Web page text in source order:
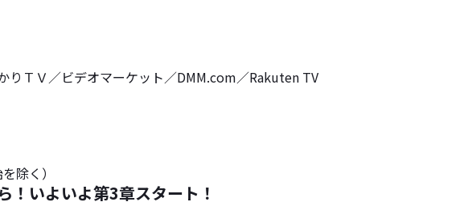
ＴＶ／ビデオマーケット／DMM.com／Rakuten TV
除く）
いよいよ第3章スタート！